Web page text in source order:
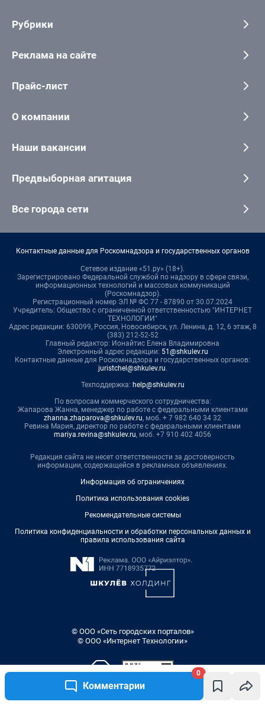
Комментарии
0
Рубрики
Реклама на сайте
Прайс-лист
О компании
Наши вакансии
Предвыборная агитация
Все города сети
Контактные данные для Роскомнадзора и государственных органов
Сетевое издание «51.ру» (18+).
Зарегистрировано Федеральной службой по надзору в сфере связи,
информационных технологий и массовых коммуникаций
(Роскомнадзор).
Регистрационный номер ЭЛ № ФС 77 - 87890 от 30.07.2024
Учредитель: Общество с ограниченной ответственностью "ИНТЕРНЕТ
ТЕХНОЛОГИИ"
Адрес редакции: 630099, Россия, Новосибирск, ул. Ленина, д. 12, 6 этаж, 8
(383) 212-52-52
Главный редактор: Ионайтис Елена Владимировна
Электронный адрес редакции: 51@shkulev.ru
Контактные данные для Роскомнадзора и государственных органов:
juristchel@shkulev.ru.
Техподдержка: help@shkulev.ru
По вопросам коммерческого сотрудничества:
Жапарова Жанна, менеджер по работе с федеральными клиентами
zhanna.zhaparova@shkulev.ru, моб. + 7 982 640 34 32
Ревина Мария, директор по работе с федеральными клиентами
mariya.revina@shkulev.ru, моб. +7 910 402 4056
Редакция сайта не несет ответственности за достоверность
информации, содержащейся в рекламных объявлениях.
Информация об ограничениях
Политика использования cookies
Рекомендательные системы
Политика конфиденциальности и обработки персональных данных и
правила использования сайта
© ООО «Сеть городских порталов»
© ООО «Интернет Технологии»